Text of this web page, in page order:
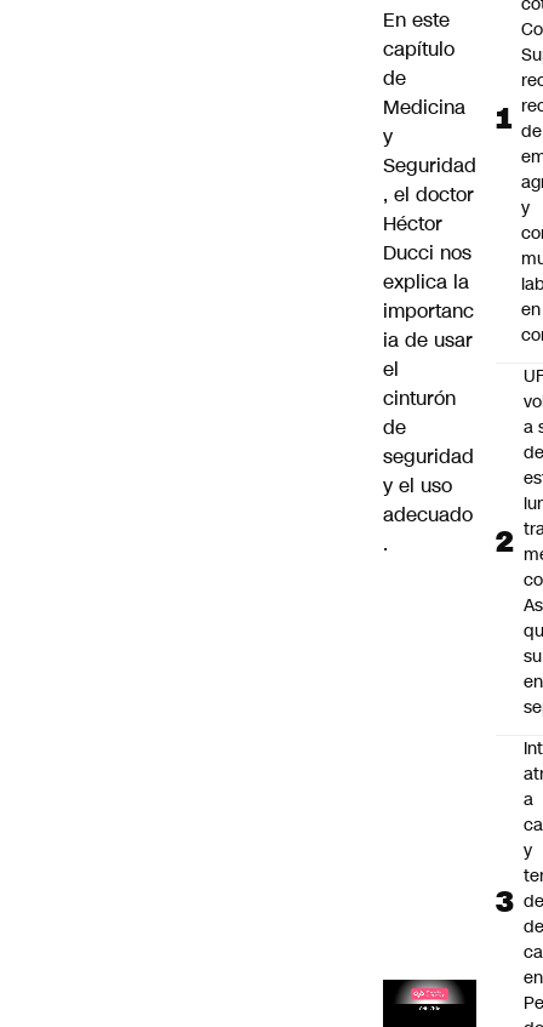
En este
capítulo
de
Medicina
y
Seguridad
, el doctor
Héctor
Ducci nos
explica la
importanc
ia de usar
el
cinturón
de
seguridad
y el uso
adecuado
.
de
y
a
en
a
y
en